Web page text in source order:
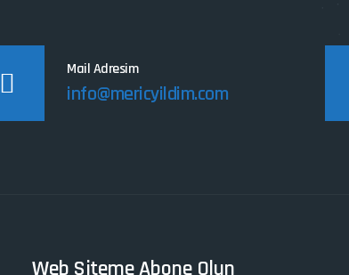
Mail Adresim
info@mericyildim.com
Web Siteme Abone Olun